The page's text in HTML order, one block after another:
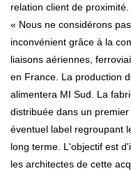
relation client de proximité.
« Nous ne considérons
inconvénient grâce à la
liaisons aériennes,
en France. La production
alimentera MI Sud. La
distribuée dans un
éventuel label regroupant
long terme. L'objectif est
les architectes de cette